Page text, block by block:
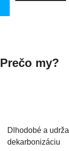
Prečo my?
Dlhodobé a
dekarbonizáciu